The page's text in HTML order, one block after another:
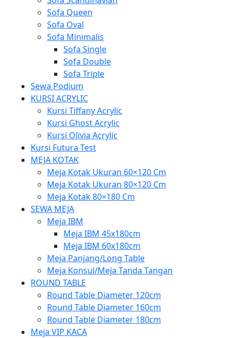
Sofa Queen
Sofa Oval
Sofa Minimalis
Sofa Single
Sofa Double
Sofa Triple
Sewa Podium
KURSI ACRYLIC
Kursi Tiffany Acrylic
Kursi Ghost Acrylic
Kursi Olivia Acrylic
Kursi Futura Test
MEJA KOTAK
Meja Kotak Ukuran 60×120 Cm
Meja Kotak Ukuran 80×120 Cm
Meja Kotak 80×180 Cm
SEWA MEJA
Meja IBM
Meja IBM 45x180cm
Meja IBM 60x180cm
Meja Panjang/Long Table
Meja Konsul/Meja Tanda Tangan
ROUND TABLE
Round Table Diameter 120cm
Round Table Diameter 160cm
Round Table Diameter 180cm
Meja VIP KACA